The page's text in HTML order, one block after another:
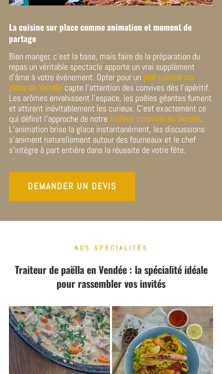
La cuisine sur place comme animation et moment de
partage
Bien manger, c’est la base, mais faire de la préparation du
repas un véritable spectacle apporte un vrai supplément
d’âme à votre événement. Opter pour un plat cuisiné sur
place en Vendée capte l’attention des convives dès l’apéritif.
Les arômes envahissent l’espace, les poêles géantes fument
et attirent inévitablement les curieux. C’est exactement ce
qui définit l’approche de notre traiteur convivial en Vendée.
L’animation brise la glace instantanément, les discussions
s’animent naturellement autour des fourneaux et le chef
s’intègre à part entière dans la réussite de votre fête.
DEMANDER UN DEVIS
NOS SPÉCIALITÉS
Traiteur de paëlla en Vendée : la spécialité idéale
pour rassembler vos invités